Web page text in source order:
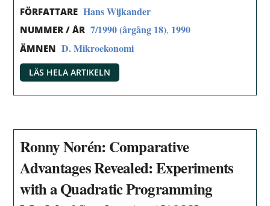
FÖRFATTARE Hans Wijkander
NUMMER / ÅR 7/1990 (årgång 18), 1990
ÄMNEN D. Mikroekonomi
LÄS HELA ARTIKELN
Ronny Norén: Comparative
Advantages Revealed: Experiments
with a Quadratic Programming